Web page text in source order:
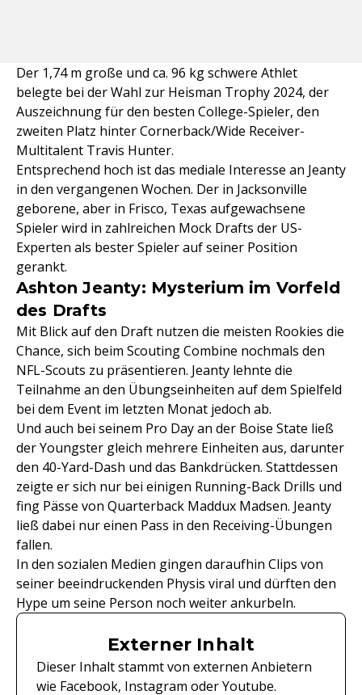
Der 1,74 m große und ca. 96 kg schwere Athlet
belegte bei der Wahl zur Heisman Trophy 2024, der
Auszeichnung für den besten College-Spieler, den
zweiten Platz hinter Cornerback/Wide Receiver-
Multitalent Travis Hunter.
Entsprechend hoch ist das mediale Interesse an Jeanty
in den vergangenen Wochen. Der in Jacksonville
geborene, aber in Frisco, Texas aufgewachsene
Spieler wird in zahlreichen Mock Drafts der US-
Experten als bester Spieler auf seiner Position
gerankt.
Ashton Jeanty: Mysterium im Vorfeld
des Drafts
Mit Blick auf den Draft nutzen die meisten Rookies die
Chance, sich beim Scouting Combine nochmals den
NFL-Scouts zu präsentieren. Jeanty lehnte die
Teilnahme an den Übungseinheiten auf dem Spielfeld
bei dem Event im letzten Monat jedoch ab.
Und auch bei seinem Pro Day an der Boise State ließ
der Youngster gleich mehrere Einheiten aus, darunter
den 40-Yard-Dash und das Bankdrücken. Stattdessen
zeigte er sich nur bei einigen Running-Back Drills und
fing Pässe von Quarterback Maddux Madsen. Jeanty
ließ dabei nur einen Pass in den Receiving-Übungen
fallen.
In den sozialen Medien gingen daraufhin Clips von
seiner beeindruckenden Physis viral und dürften den
Hype um seine Person noch weiter ankurbeln.
Externer Inhalt
Dieser Inhalt stammt von externen Anbietern
wie Facebook, Instagram oder Youtube.